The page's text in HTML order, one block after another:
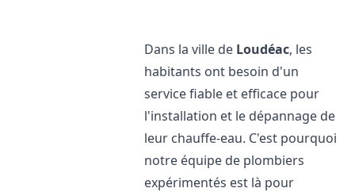
Dans la ville de Loudéac, les
habitants ont besoin d'un
service fiable et efficace pour
l'installation et le dépannage de
leur chauffe-eau. C'est pourquoi
notre équipe de plombiers
expérimentés est là pour